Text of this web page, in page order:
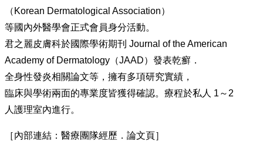
（Korean Dermatological Association）
等國內外醫學會正式會員身分活動。
君之麗皮膚科於國際學術期刊 Journal of the American
Academy of Dermatology（JAAD）發表乾癬．
全身性發炎相關論文等，擁有多項研究實績，
臨床與學術兩面的專業度皆獲得確認。療程於私人 1～2
人護理室內進行。
［內部連結：醫療團隊經歷．論文頁］